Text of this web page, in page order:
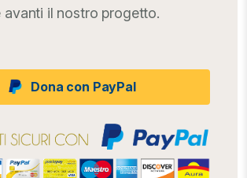
avanti il nostro progetto.
Dona con PayPal